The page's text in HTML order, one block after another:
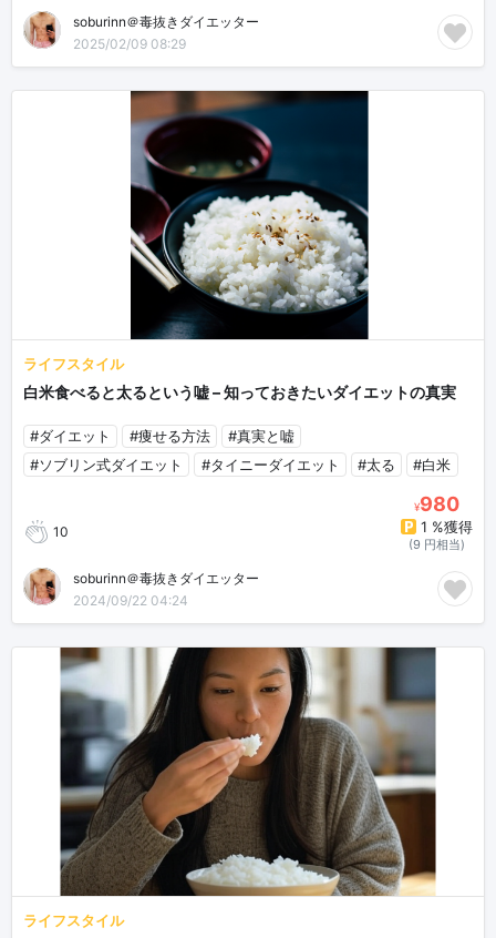
soburinn＠毒抜きダイエッター
2025/02/09 08:29
ライフスタイル
白米食べると太るという嘘 – 知っておきたいダイエットの真実
#ダイエット #痩せる方法
#真実と嘘
#ソブリン式ダイエット
#タイニーダイエット #太る #白米
10
¥980
1 %獲得
(9 円相当)
soburinn＠毒抜きダイエッター
2024/09/22 04:24
ライフスタイル